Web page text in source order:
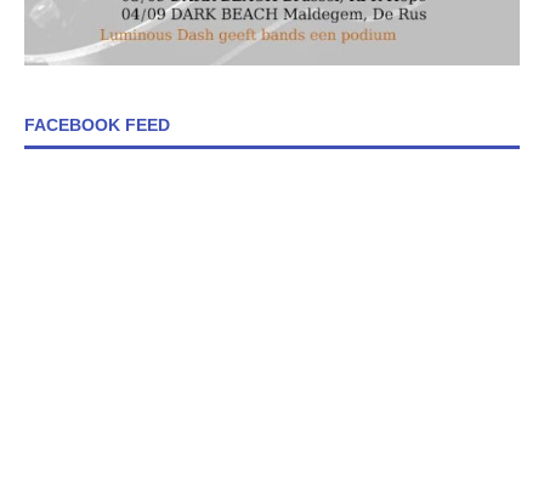
FACEBOOK FEED